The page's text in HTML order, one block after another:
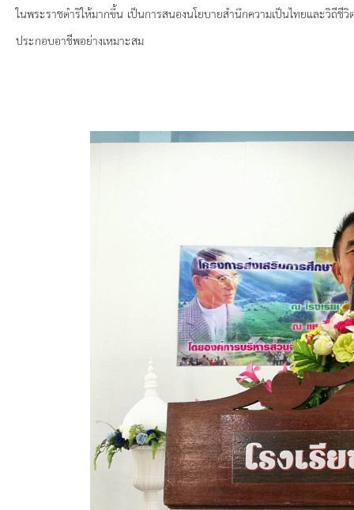
กิจกรรม
ประกาศจัดซื้อ-จัดจ้างภาครัฐ
นโยบายคุ้มครองข้อมูลส่วนบุคคล
มาตรฐานกำหนดตำแหน่ง
VDO Present
ประกาศแผนการจัดซื้อจัดจ้าง
ประกาศแผนการจัดหาพัสดุ
ในพระราชดำริให้มากขึ้น เป็นการสนองนโยบายสำนึกความเป็นไทยและวิถีชี
ประกอบอาชีพอย่างเหมาะสม